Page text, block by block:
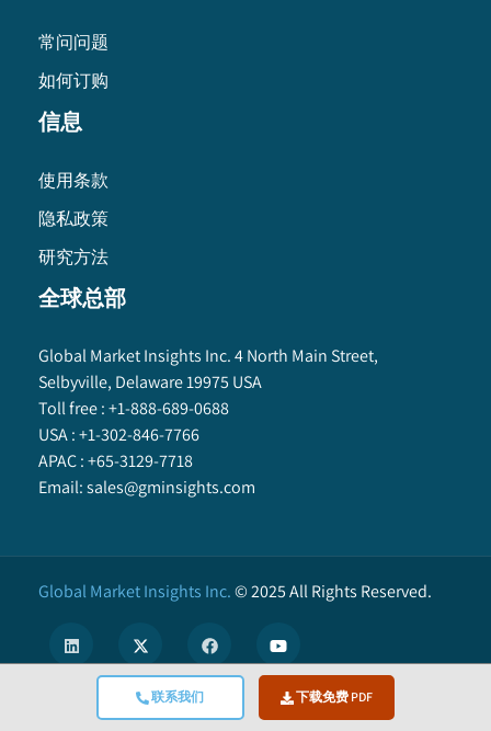
联系我们 下载免费 PDF
常问问题
如何订购
信息
使用条款
隐私政策
研究方法
全球总部
Global Market Insights Inc. 4 North Main Street,
Selbyville, Delaware 19975 USA
Toll free :+1-888-689-0688
USA :+1-302-846-7766
APAC :+65-3129-7718
Email:sales@gminsights.com
Global Market Insights Inc.©2025All Rights Reserved.
We use cookies to enhance user experience. (Privacy Policy